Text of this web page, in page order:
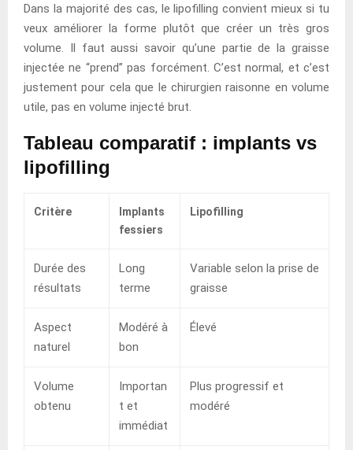
Dans la majorité des cas, le lipofilling convient mieux si tu
veux améliorer la forme plutôt que créer un très gros
volume. Il faut aussi savoir qu’une partie de la graisse
injectée ne “prend” pas forcément. C’est normal, et c’est
justement pour cela que le chirurgien raisonne en volume
utile, pas en volume injecté brut.
Tableau comparatif : implants vs
lipofilling
Critère
Implants
fessiers
Lipofilling
Durée des
résultats
Long
terme
Variable selon la prise de
graisse
Aspect
naturel
Modéré à
bon
Élevé
Volume
obtenu
Importan
t et
immédiat
Plus progressif et
modéré